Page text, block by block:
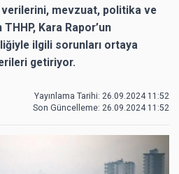
verilerini, mevzuat, politika ve
Kara Rapor’un
ilgili sorunları ortaya
getiriyor.
Yayınlama Tarihi: 26.09.2024 11:52
Son Güncelleme: 26.09.2024 11:52